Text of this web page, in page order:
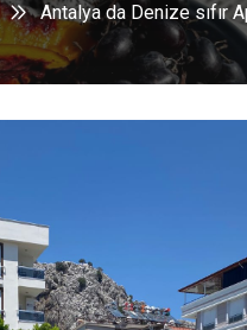
Antalya da Denize sıfır